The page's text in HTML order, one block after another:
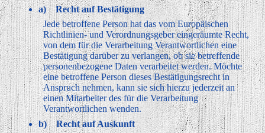
a) Recht auf Bestätigung
Jede betroffene Person hat das vom Europäischen
Richtlinien- und Verordnungsgeber eingeräumte Recht,
von dem für die Verarbeitung Verantwortlichen eine
Bestätigung darüber zu verlangen, ob sie betreffende
personenbezogene Daten verarbeitet werden. Möchte
eine betroffene Person dieses Bestätigungsrecht in
Anspruch nehmen, kann sie sich hierzu jederzeit an
einen Mitarbeiter des für die Verarbeitung
Verantwortlichen wenden.
b) Recht auf Auskunft